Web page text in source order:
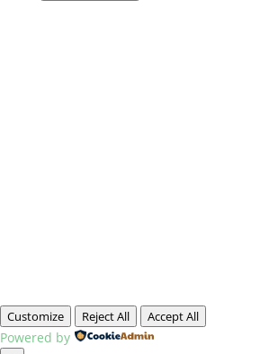
Customize Reject All Accept All
Powered by